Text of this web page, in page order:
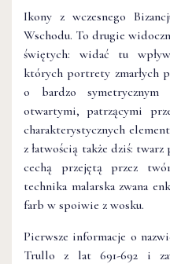
Ikony z wczesnego
Wschodu. To drugie
świętych: widać tu
których portrety zmarłych
o bardzo symetrycznym
otwartymi, patrzącymi
charakterystycznych
z łatwością także dziś:
cechą przejętą przez
technika malarska zwana
farb w spoiwie z wosku.
Pierwsze informacje o
Trullo z lat 691-692 i